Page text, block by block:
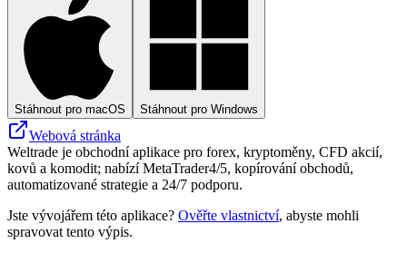
Stáhnout pro macOS Stáhnout pro Windows
Webová stránka
Weltrade je obchodní aplikace pro forex, kryptoměny, CFD akcií,
kovů a komodit; nabízí MetaTrader4/5, kopírování obchodů,
automatizované strategie a 24/7 podporu.
Jste vývojářem této aplikace? Ověřte vlastnictví, abyste mohli
spravovat tento výpis.